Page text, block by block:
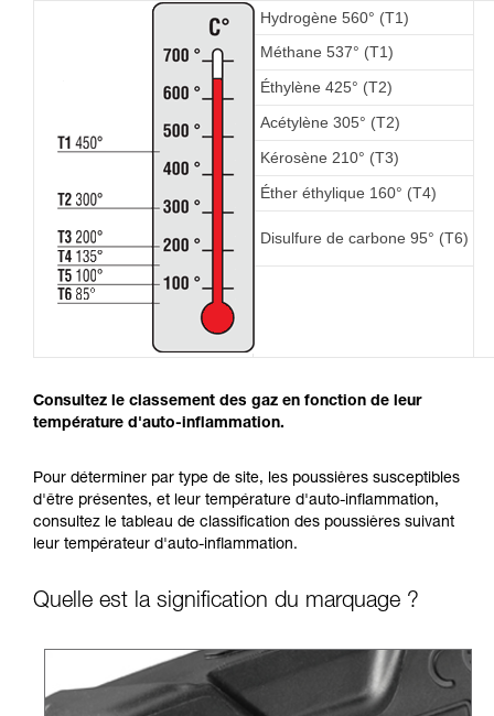
Hydrogène 560° (T1)
Méthane 537° (T1)
Éthylène 425° (T2)
Acétylène 305° (T2)
Kérosène 210° (T3)
Éther éthylique 160° (T4)
Disulfure de carbone 95° (T6)
Consultez le classement des gaz en fonction de leur
température d'auto-inflammation.
Pour déterminer par type de site, les poussières susceptibles
d'être présentes, et leur température d'auto-inflammation,
consultez le tableau de classification des poussières suivant
leur températeur d'auto-inflammation.
Quelle est la signification du marquage ?